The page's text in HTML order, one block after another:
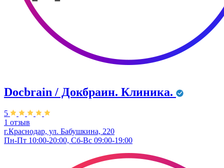
Docbrain / Докбраин. Клиника.
5
1 отзыв
г.Краснодар, ул. Бабушкина, 220
Пн-Пт 10:00-20:00, Сб-Вс 09:00-19:00